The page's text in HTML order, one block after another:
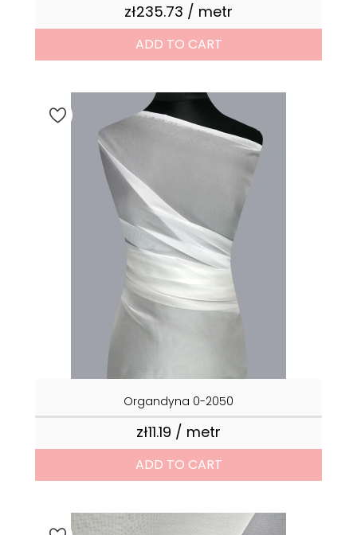
zł235.73 / metr
ADD TO CART
Organdyna 0-2050
zł11.19 / metr
ADD TO CART